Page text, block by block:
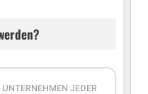
UNTERNEHMEN JEDER